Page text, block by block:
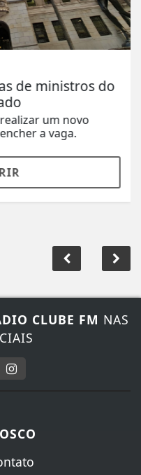
de ministros do
um novo
a vaga.
CLUBE FMNAS
(14) 99845-5065